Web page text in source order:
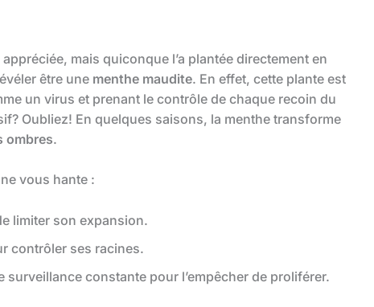
mais quiconque l’a plantée directement en
être une menthe maudite. En effet, cette plante est
un virus et prenant le contrôle de chaque recoin du
Oubliez! En quelques saisons, la menthe transforme
ombres.
vous hante :
limiter son expansion.
contrôler ses racines.
surveillance constante pour l’empêcher de proliférer.